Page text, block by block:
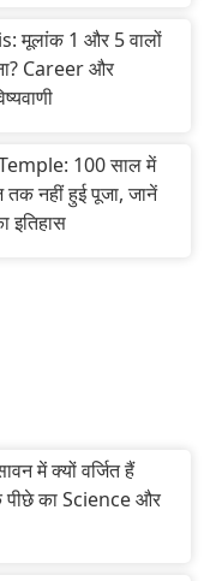
मूलांक 1 और 5 वालों
Career और
100 साल में
नहीं हुई पूजा, जानें
में क्यों वर्जित हैं
पीछे का Science और